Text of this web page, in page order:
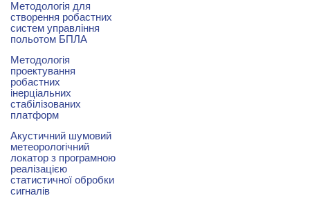
Методологія для
створення робастних
систем управління
польотом БПЛА
Методологія
проектування
робастних
інерціальних
стабілізованих
платформ
Акустичний шумовий
метеорологічний
локатор з програмною
реалізацією
статистичної обробки
сигналів